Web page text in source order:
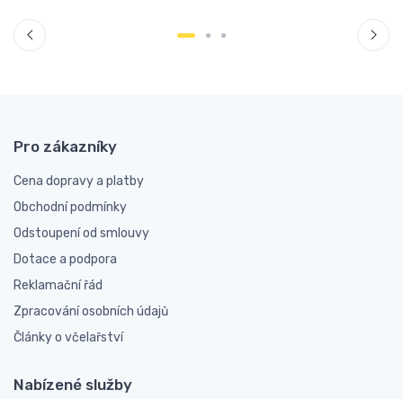
Pro zákazníky
Cena dopravy a platby
Obchodní podmínky
Odstoupení od smlouvy
Dotace a podpora
Reklamační řád
Zpracování osobních údajů
Články o včelařství
Nabízené služby